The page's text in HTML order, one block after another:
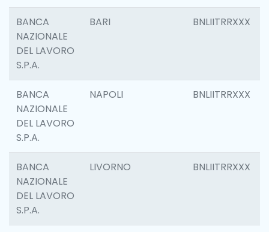
BANCA
NAZIONALE
DEL LAVORO
S.P.A.
BARI BNLIITRRXXX
BANCA
NAZIONALE
DEL LAVORO
S.P.A.
NAPOLI BNLIITRRXXX
BANCA
NAZIONALE
DEL LAVORO
S.P.A.
LIVORNO BNLIITRRXXX